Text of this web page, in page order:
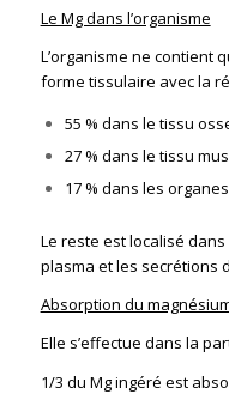
Le Mg dans l’organisme
L’organisme ne contient
forme tissulaire avec la
55 % dans le tissu
27 % dans le tissu
17 % dans les
Le reste est localisé
plasma et les secrétions
Absorption du
Elle s’effectue dans la
1/3 du Mg ingéré est